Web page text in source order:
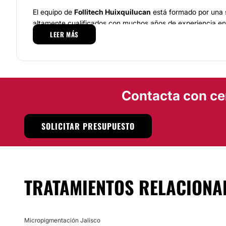
El equipo de Follitech Huixquilucan está formado por una
altamente cualificados con muchos años de experiencia
micropigmentación, que realizan su labor profesional
más vanguardista del mercado, siempre aplicando una
preparación y hacer que nuestros clientes reciban el
este es el motivo que confirma la buena labor y
Podrás encontrar aFollitech Huixquilucan
Posibilidad de videoconsulta:
LEER MÁS
Contacta con
SOLICITAR PRESUPUESTO
TRATAMIENTOS
Micropigmentación Jalisco